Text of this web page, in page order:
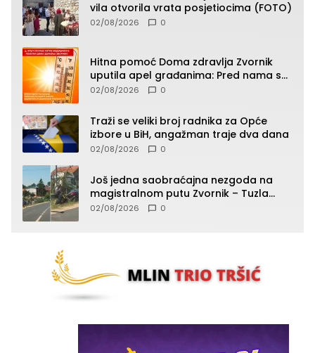
vila otvorila vrata posjetiocima (FOTO)
02/08/2026 0
Hitna pomoć Doma zdravlja Zvornik
uputila apel građanima: Pred nama su
temperature do 40°C, oprez zbog
02/08/2026 0
Traži se veliki broj radnika za Opće
izbore u BiH, angažman traje dva dana
02/08/2026 0
Još jedna saobraćajna nezgoda na
magistralnom putu Zvornik – Tuzla
(FOTO)
02/08/2026 0